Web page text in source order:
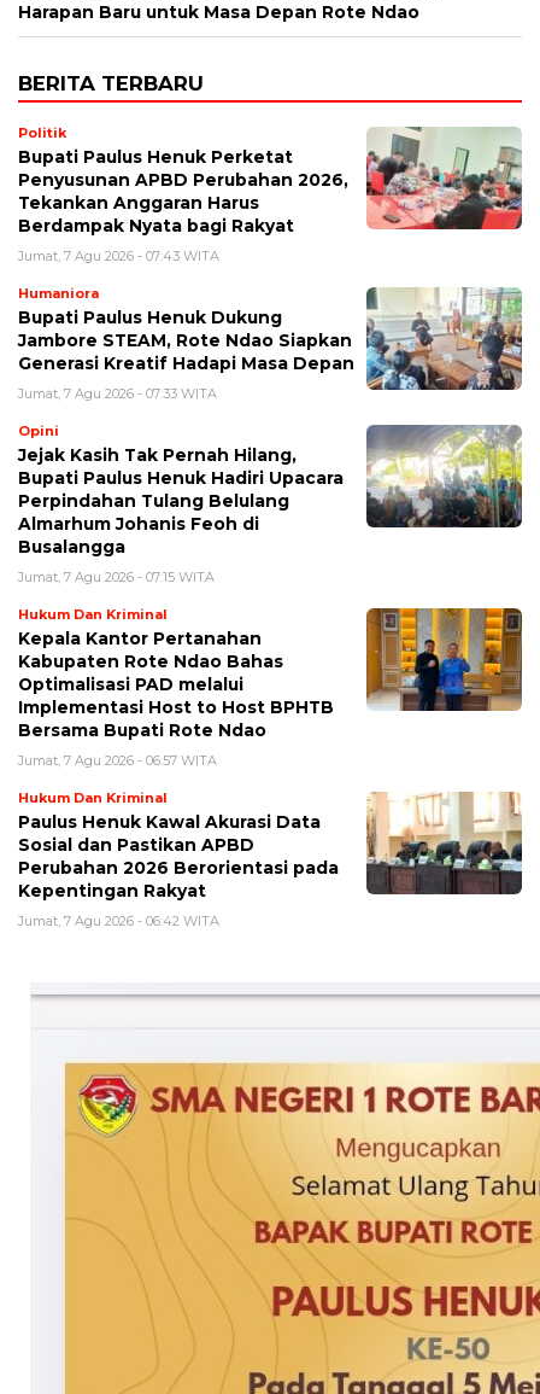
Harapan Baru untuk Masa Depan Rote Ndao
BERITA TERBARU
Politik
Bupati Paulus Henuk Perketat
Penyusunan APBD Perubahan 2026,
Tekankan Anggaran Harus
Berdampak Nyata bagi Rakyat
Jumat, 7 Agu 2026 - 07:43 WITA
Humaniora
Bupati Paulus Henuk Dukung
Jambore STEAM, Rote Ndao Siapkan
Generasi Kreatif Hadapi Masa Depan
Jumat, 7 Agu 2026 - 07:33 WITA
Opini
Jejak Kasih Tak Pernah Hilang,
Bupati Paulus Henuk Hadiri Upacara
Perpindahan Tulang Belulang
Almarhum Johanis Feoh di
Busalangga
Jumat, 7 Agu 2026 - 07:15 WITA
Hukum Dan Kriminal
Kepala Kantor Pertanahan
Kabupaten Rote Ndao Bahas
Optimalisasi PAD melalui
Implementasi Host to Host BPHTB
Bersama Bupati Rote Ndao
Jumat, 7 Agu 2026 - 06:57 WITA
Hukum Dan Kriminal
Paulus Henuk Kawal Akurasi Data
Sosial dan Pastikan APBD
Perubahan 2026 Berorientasi pada
Kepentingan Rakyat
Jumat, 7 Agu 2026 - 06:42 WITA